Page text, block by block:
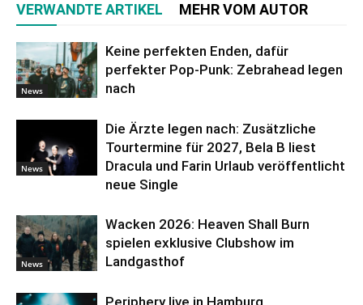
VERWANDTE ARTIKEL MEHR VOM AUTOR
News
Keine perfekten Enden, dafür
perfekter Pop-Punk: Zebrahead legen
nach
News
Die Ärzte legen nach: Zusätzliche
Tourtermine für 2027, Bela B liest
Dracula und Farin Urlaub veröffentlicht
neue Single
News
Wacken 2026: Heaven Shall Burn
spielen exklusive Clubshow im
Landgasthof
Periphery live in Hamburg